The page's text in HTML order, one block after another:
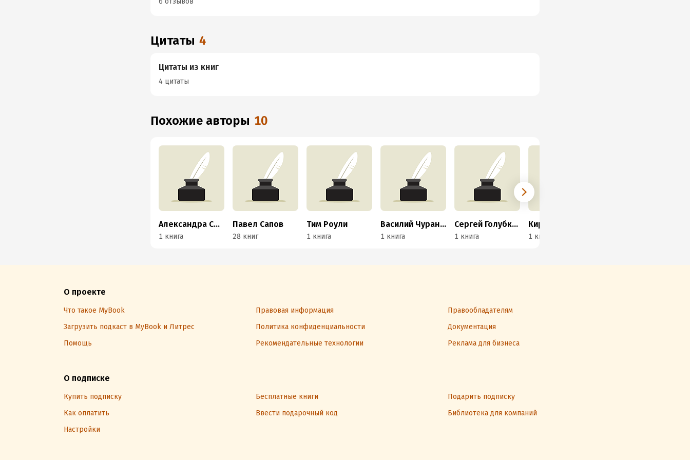
Цитаты 4
Цитаты из книг
4 цитаты
Похожие авторы 10
Александра Сборцева
1 книга
Павел Сапов
28 книг
Тим Роули
1 книга
Василий Чуранов
1 книга
Сергей Голубкин
1 книга 1 книга
О проекте
Что такое MyBook Правовая информация
Правообладателям
Загрузить подкаст в MyBook и Литрес
Политика конфиденциальности
Документация
Помощь
Рекомендательные технологии Реклама для бизнеса
О подписке
Купить подписку Бесплатные книги
Подарить подписку
Как оплатить
Ввести подарочный код
Библиотека для компаний
Настройки